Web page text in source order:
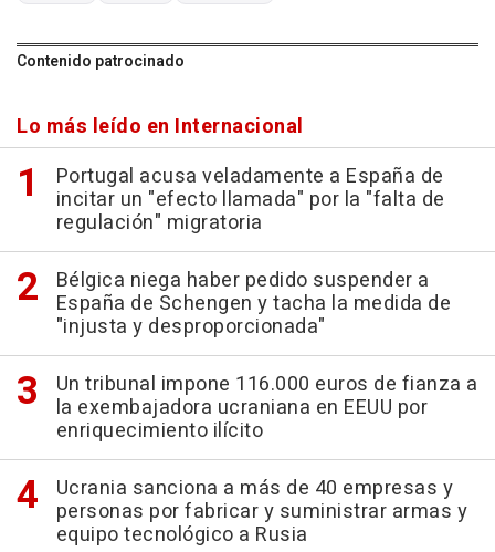
Contenido patrocinado
Lo más leído en Internacional
Portugal acusa veladamente a España de
incitar un "efecto llamada" por la "falta de
regulación" migratoria
Bélgica niega haber pedido suspender a
España de Schengen y tacha la medida de
"injusta y desproporcionada"
Un tribunal impone 116.000 euros de fianza a
la exembajadora ucraniana en EEUU por
enriquecimiento ilícito
Ucrania sanciona a más de 40 empresas y
personas por fabricar y suministrar armas y
equipo tecnológico a Rusia